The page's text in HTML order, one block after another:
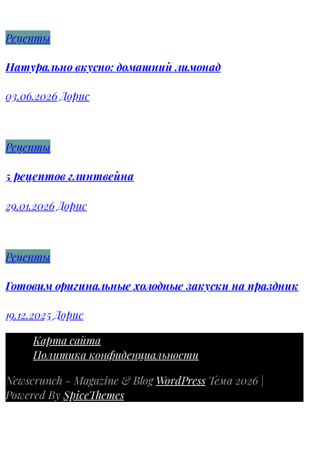
Рецепты
Натурально вкусно: домашний лимонад
03.06.2026 Дорис
Рецепты
5 рецептов глинтвейна
29.01.2026 Дорис
Рецепты
Готовим оригинальные холодные закуски на праздник
19.12.2025 Дорис
Карта сайта
Политика конфиденциальности
Newscrunch - Magazine & BlogWordPress Тема 2026 |
Powered BySpiceThemes